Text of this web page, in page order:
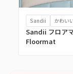
Sandii かわい
Sandii フロア
Floormat